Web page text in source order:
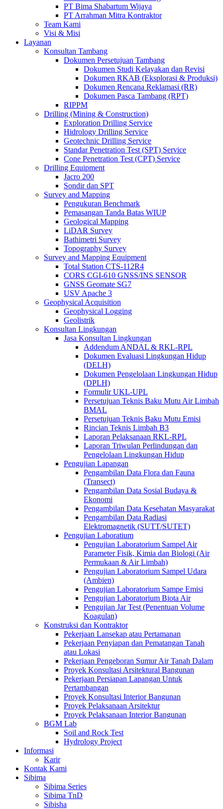
PT Bima Shabartum Wijaya
PT Arrahman Mitra Kontraktor
Team Kami
Visi & Misi
Layanan
Konsultan Tambang
Dokumen Persetujuan Tambang
Dokumen Studi Kelayakan dan Revisi
Dokumen RKAB (Eksplorasi & Produksi)
Dokumen Rencana Reklamasi (RR)
Dokumen Pasca Tambang (RPT)
RIPPM
Drilling (Mining & Construction)
Exploration Drilling Service
Hidrology Drilling Service
Geotechnic Drilling Service
Standar Penetration Test (SPT) Service
Cone Penetration Test (CPT) Service
Drilling Equipment
Jacro 200
Sondir dan SPT
Survey and Mapping
Pengukuran Benchmark
Pemasangan Tanda Batas WIUP
Geological Mapping
LiDAR Survey
Bathimetri Survey
Topography Survey
Survey and Mapping Equipment
Total Station CTS-112R4
CORS CGI-610 GNSS/INS SENSOR
GNSS Geomate SG7
USV Apache 3
Geophysical Acquisition
Geophysical Logging
Geolistrik
Konsultan Lingkungan
Jasa Konsultan Lingkungan
Addendum ANDAL & RKL-RPL
Dokumen Evaluasi Lingkungan Hidup
(DELH)
Dokumen Pengelolaan Lingkungan Hidup
(DPLH)
Formulir UKL-UPL
Persetujuan Teknis Baku Mutu Air Limbah
BMAL
Persetujuan Teknis Baku Mutu Emisi
Rincian Teknis Limbah B3
Laporan Pelaksanaan RKL-RPL
Laporan Triwulan Perlindungan dan
Pengelolaan Lingkungan Hidup
Pengujian Lapangan
Pengambilan Data Flora dan Fauna
(Transect)
Pengambilan Data Sosial Budaya &
Ekonomi
Pengambilan Data Kesehatan Masyarakat
Pengambilan Data Radiasi
Elektromagnetik (SUTT/SUTET)
Pengujian Laboratium
Pengujian Laboratorium Sampel Air
Parameter Fisik, Kimia dan Biologi (Air
Permukaan & Air Limbah)
Pengujian Laboratorium Sampel Udara
(Ambien)
Pengujian Laboratorium Sampe Emisi
Pengujian Laboratorium Biota Air
Pengujian Jar Test (Penentuan Volume
Koagulan)
Konstruksi dan Kontraktor
Pekerjaan Lansekap atau Pertamanan
Pekerjaan Penyiapan dan Pematangan Tanah
atau Lokasi
Pekerjaan Pengeboran Sumur Air Tanah Dalam
Proyek Konsultasi Arsitektural Bangunan
Pekerjaan Persiapan Lapangan Untuk
Pertambangan
Proyek Konsultasi Interior Bangunan
Proyek Pelaksanaan Arsitektur
Proyek Pelaksanaan Interior Bangunan
BGM Lab
Soil and Rock Test
Hydrology Project
Informasi
Karir
Kontak Kami
Sibima
Sibima Series
Sibima TnD
Sibisha